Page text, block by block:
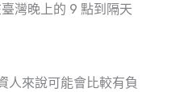
灣晚上的 9 點到隔天
人來說可能會比較有負